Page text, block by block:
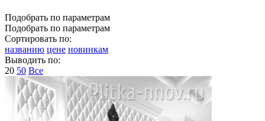
Подобрать по параметрам
Подобрать по параметрам
Сортировать по:
названию цене новинкам
Выводить по:
20 50 Все